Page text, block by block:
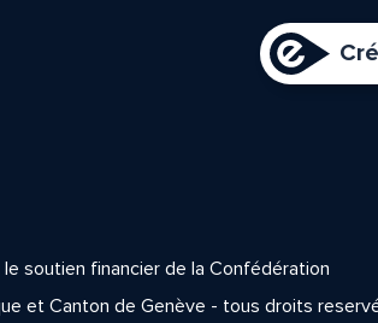
soutien financier de la Confédération
et Canton de Genève - tous droits